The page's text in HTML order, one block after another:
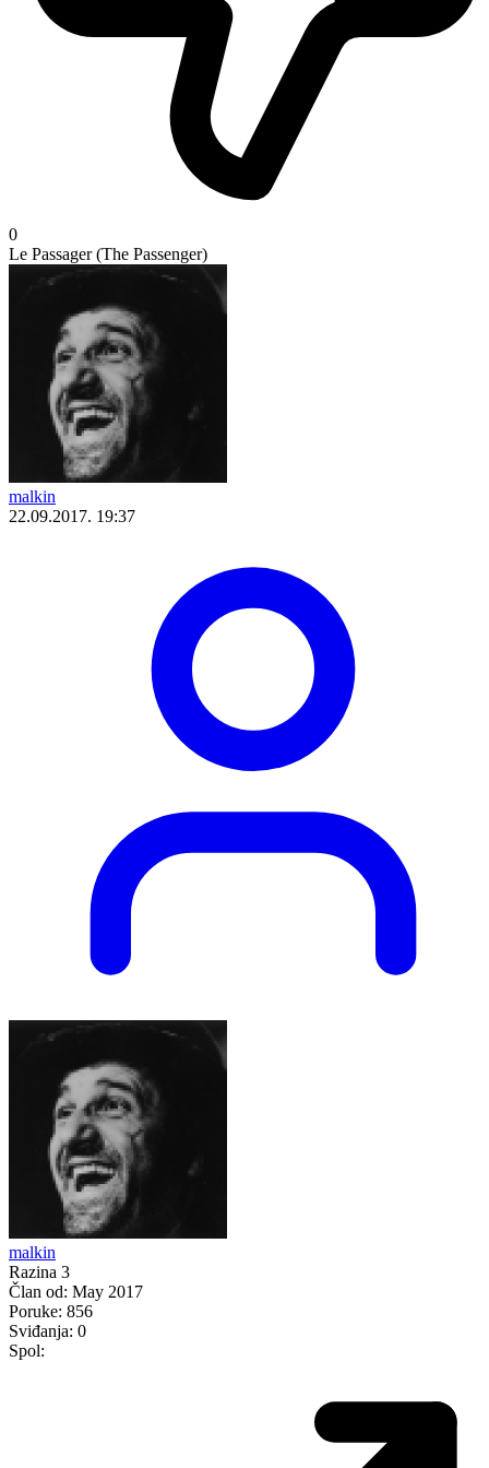
0
Le Passager (The Passenger)
malkin
22.09.2017. 19:37
malkin
Razina 3
Član od: May 2017
Poruke: 856
Sviđanja: 0
Spol: